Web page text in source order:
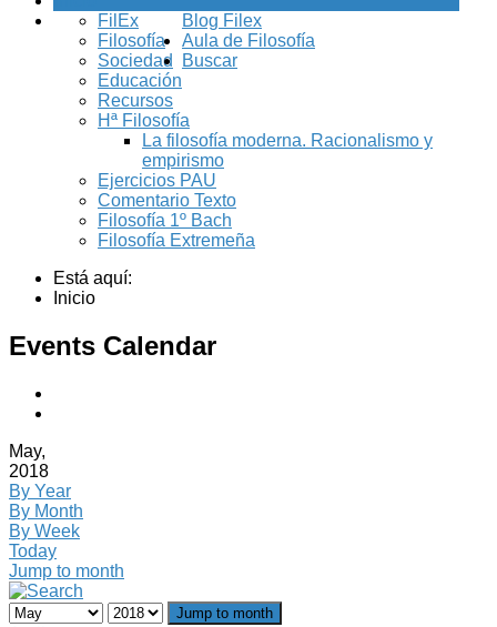
Blog Filex
FilEx
Filosofía
Sociedad
Educación
Recursos
Aula de Filosofía
Hª Filosofía
La filosofía moderna. Racionalismo y
empirismo
Ejercicios PAU
Comentario Texto
Filosofía 1º Bach
Filosofía Extremeña
Buscar
Está aquí:
Inicio
Events Calendar
May,
2018
By Year
By Month
By Week
Today
Jump to month
Jump to month